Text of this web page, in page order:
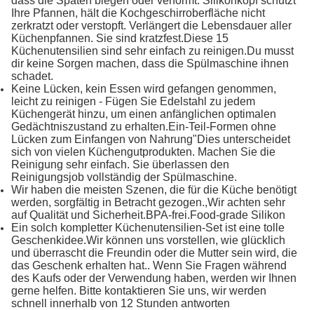
Ihre Pfannen, hält die Kochgeschirroberfläche nicht
zerkratzt oder verstopft. Verlängert die Lebensdauer aller
Küchenpfannen. Sie sind kratzfest.Diese 15
Küchenutensilien sind sehr einfach zu reinigen.Du musst
dir keine Sorgen machen, dass die Spülmaschine ihnen
schadet.
Keine Lücken, kein Essen wird gefangen genommen,
leicht zu reinigen - Fügen Sie Edelstahl zu jedem
Küchengerät hinzu, um einen anfänglichen optimalen
Gedächtniszustand zu erhalten.Ein-Teil-Formen ohne
Lücken zum Einfangen von Nahrung"Dies unterscheidet
sich von vielen Küchengutprodukten. Machen Sie die
Reinigung sehr einfach. Sie überlassen den
Reinigungsjob vollständig der Spülmaschine.
Wir haben die meisten Szenen, die für die Küche benötigt
werden, sorgfältig in Betracht gezogen.,Wir achten sehr
auf Qualität und Sicherheit.BPA-frei.Food-grade Silikon
Ein solch kompletter Küchenutensilien-Set ist eine tolle
Geschenkidee.Wir können uns vorstellen, wie glücklich
und überrascht die Freundin oder die Mutter sein wird, die
das Geschenk erhalten hat.. Wenn Sie Fragen während
des Kaufs oder der Verwendung haben, werden wir Ihnen
gerne helfen. Bitte kontaktieren Sie uns, wir werden
schnell innerhalb von 12 Stunden antworten